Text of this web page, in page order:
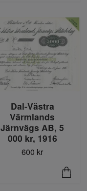
Dal-Västra
Värmlands
Järnvägs AB, 5
000 kr, 1916
600 kr